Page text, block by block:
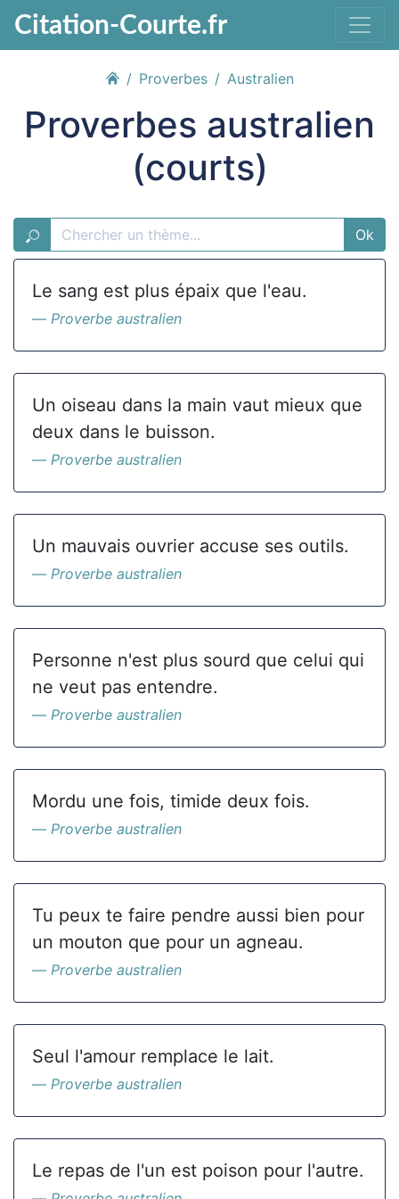
Citation-Courte.fr
Proverbes Australien
Proverbes australien
(courts)
Ok
Le sang est plus épaix que l'eau.
Proverbe australien
Un oiseau dans la main vaut mieux que
deux dans le buisson.
Proverbe australien
Un mauvais ouvrier accuse ses outils.
Proverbe australien
Personne n'est plus sourd que celui qui
ne veut pas entendre.
Proverbe australien
Mordu une fois, timide deux fois.
Proverbe australien
Tu peux te faire pendre aussi bien pour
un mouton que pour un agneau.
Proverbe australien
Seul l'amour remplace le lait.
Proverbe australien
Le repas de l'un est poison pour l'autre.